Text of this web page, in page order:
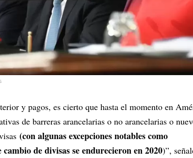
y pagos, es cierto que hasta el momento en
de barreras arancelarias o no arancelarias o
(con algunas excepciones notables como
de divisas se endurecieron en 2020)”,